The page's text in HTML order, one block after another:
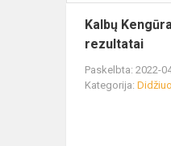
Kalbų
rezultatai
Paskelbta: 2022-
Kategorija: